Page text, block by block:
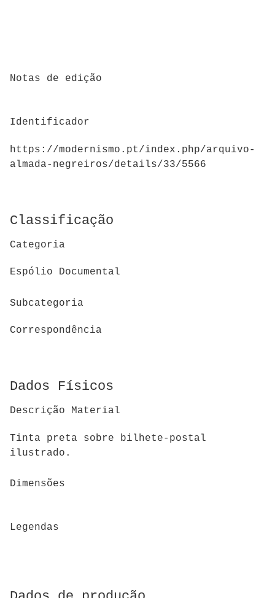
Notas de edição
Identificador
https://modernismo.pt/index.php/arquivo-
almada-negreiros/details/33/5566
Classificação
Categoria
Espólio Documental
Subcategoria
Correspondência
Dados Físicos
Descrição Material
Tinta preta sobre bilhete-postal
ilustrado.
Dimensões
Legendas